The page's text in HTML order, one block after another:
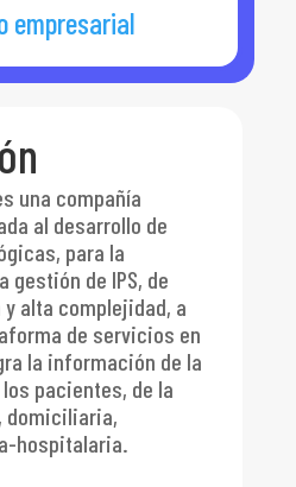
empresarial
una compañía
al desarrollo de
para la
gestión de IPS, de
alta complejidad, a
de servicios en
la información de la
pacientes, de la
domiciliaria,
hospitalaria.